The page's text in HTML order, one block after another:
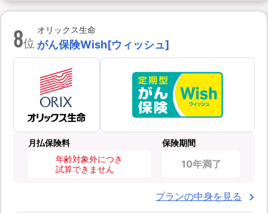
8位
オリックス生命
がん保険Wish[ウィッシュ]
月払保険料
年齢対象外につき
試算できません
保険期間
10年満了
プランの中身を見る